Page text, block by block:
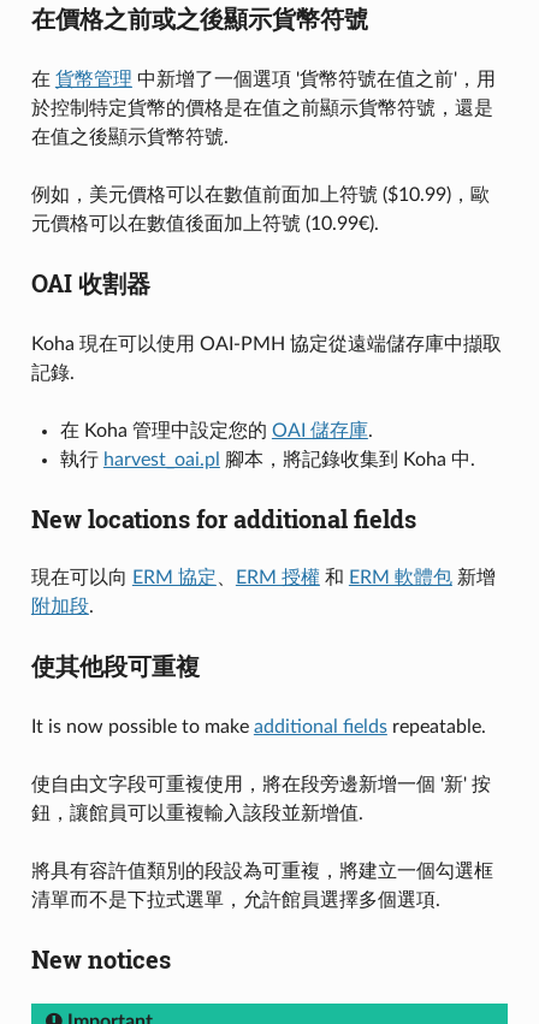
在價格之前或之後顯示貨幣符號
在 貨幣管理 中新增了一個選項 '貨幣符號在值之前'，用
於控制特定貨幣的價格是在值之前顯示貨幣符號，還是
在值之後顯示貨幣符號.
例如，美元價格可以在數值前面加上符號 ($10.99)，歐
元價格可以在數值後面加上符號 (10.99€).
OAI 收割器
Koha 現在可以使用 OAI-PMH 協定從遠端儲存庫中擷取
記錄.
在 Koha 管理中設定您的 OAI 儲存庫.
執行 harvest_oai.pl 腳本，將記錄收集到 Koha 中.
New locations for additional fields
現在可以向 ERM 協定 ERM 授權 和 ERM 軟體包新增
附加段.
使其他段可重複
It is now possible to make additional fieldsrepeatable.
使自由文字段可重複使用，將在段旁邊新增一個 '新' 按
鈕，讓館員可以重複輸入該段並新增值.
將具有容許值類別的段設為可重複，將建立一個勾選框
清單而不是下拉式選單，允許館員選擇多個選項.
New notices